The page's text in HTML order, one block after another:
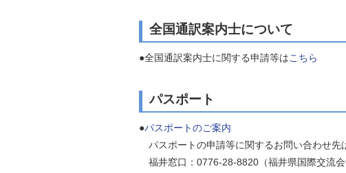
全国通訳案内士について
●全国通訳案内士に関する申請等はこちら
パスポート
●パスポートのご案内
パスポートの申請等に関するお問い合わせ先
福井窓口：0776-28-8820（福井県国際交流会